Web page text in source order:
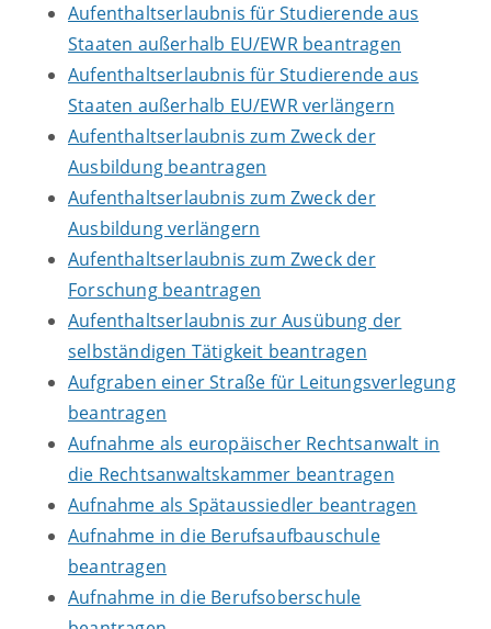
Aufenthaltserlaubnis für Studierende aus
Staaten außerhalb EU/EWR beantragen
Aufenthaltserlaubnis für Studierende aus
Staaten außerhalb EU/EWR verlängern
Aufenthaltserlaubnis zum Zweck der
Ausbildung beantragen
Aufenthaltserlaubnis zum Zweck der
Ausbildung verlängern
Aufenthaltserlaubnis zum Zweck der
Forschung beantragen
Aufenthaltserlaubnis zur Ausübung der
selbständigen Tätigkeit beantragen
Aufgraben einer Straße für Leitungsverlegung
beantragen
Aufnahme als europäischer Rechtsanwalt in
die Rechtsanwaltskammer beantragen
Aufnahme als Spätaussiedler beantragen
Aufnahme in die Berufsaufbauschule
beantragen
Aufnahme in die Berufsoberschule